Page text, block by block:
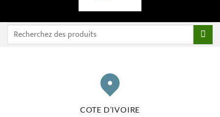
Recherche
pour :
COTE D’IVOIRE